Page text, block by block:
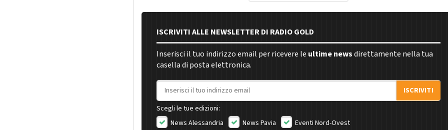
ISCRIVITI ALLE NEWSLETTER DI RADIO GOLD
Inserisci il tuo indirizzo email per ricevere le ultime newsdirettamente nella tua
casella di posta elettronica.
Indirizzo email
ISCRIVITI
Scegli le tue edizioni:
News Alessandria
News Pavia
Eventi Nord-Ovest